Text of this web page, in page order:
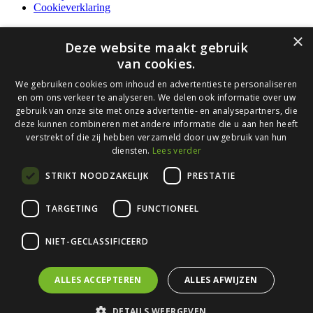
Cookieverklaring
© 2026 Bloxz.
Menu
Contact
Werken bij
Wat wij doen
–
Aanpak
Projectbureau & Consultancy
BIM beheer, coördinatie en modelleren
BIM in de installatietechniek
Cloud based BIM
–
(Online) BIM Trainingen
Scan2BIM
BIM Traineeship installatietechniek
Projecten
over BLOXZ
×
Deze website maakt gebruik
van cookies.
We gebruiken cookies om inhoud en advertenties te personaliseren
en om ons verkeer te analyseren. We delen ook informatie over uw
gebruik van onze site met onze advertentie- en analysepartners, die
deze kunnen combineren met andere informatie die u aan hen heeft
verstrekt of die zij hebben verzameld door uw gebruik van hun
diensten. Lees verder
STRIKT NOODZAKELIJK PRESTATIE
TARGETING FUNCTIONEEL
NIET-GECLASSIFICEERD
ALLES ACCEPTEREN ALLES AFWIJZEN